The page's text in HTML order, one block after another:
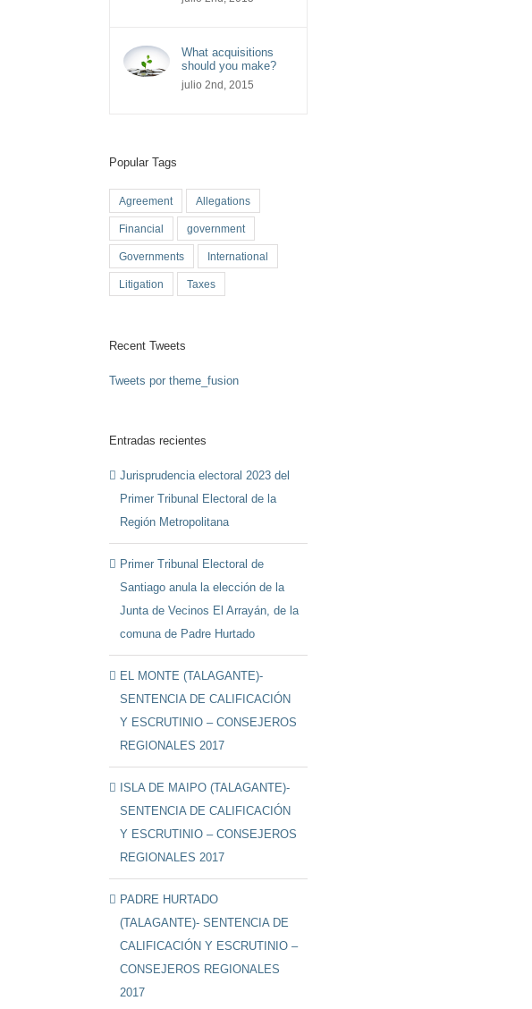
What acquisitions
should you make?
julio 2nd, 2015
Popular Tags
Agreement Allegations
Financial government
Governments International
Litigation Taxes
Recent Tweets
Tweets por theme_fusion
Entradas recientes
Jurisprudencia electoral 2023 del
Primer Tribunal Electoral de la
Región Metropolitana
Primer Tribunal Electoral de
Santiago anula la elección de la
Junta de Vecinos El Arrayán, de la
comuna de Padre Hurtado
EL MONTE (TALAGANTE)-
SENTENCIA DE CALIFICACIÓN
Y ESCRUTINIO – CONSEJEROS
REGIONALES 2017
ISLA DE MAIPO (TALAGANTE)-
SENTENCIA DE CALIFICACIÓN
Y ESCRUTINIO – CONSEJEROS
REGIONALES 2017
PADRE HURTADO
(TALAGANTE)- SENTENCIA DE
CALIFICACIÓN Y ESCRUTINIO –
CONSEJEROS REGIONALES
2017